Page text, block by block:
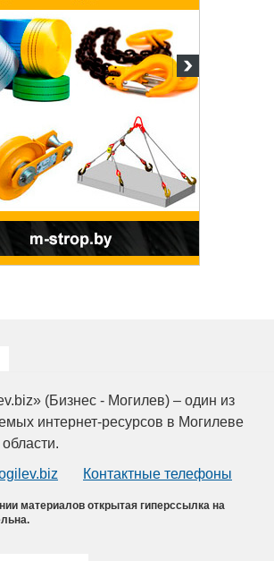
(Бизнес - Могилев) – один из
интернет-ресурсов в Могилеве
Контактные телефоны
материалов открытая гиперссылка на